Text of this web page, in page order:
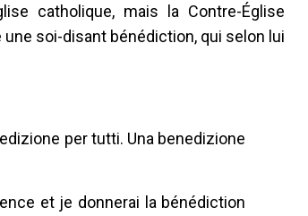
catholique, mais la Contre-Église
soi-disant bénédiction, qui selon lui
per tutti. Una benedizione
et je donnerai la bénédiction